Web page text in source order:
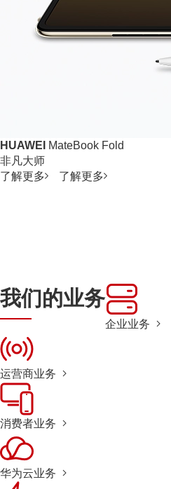
HUAWEI
MateBook Fold
非凡大师
了解更多
了解更多
我们的业务
企业业务
运营商业务
消费者业务
华为云业务